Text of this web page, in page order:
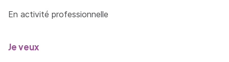
En activité professionnelle
Je veux